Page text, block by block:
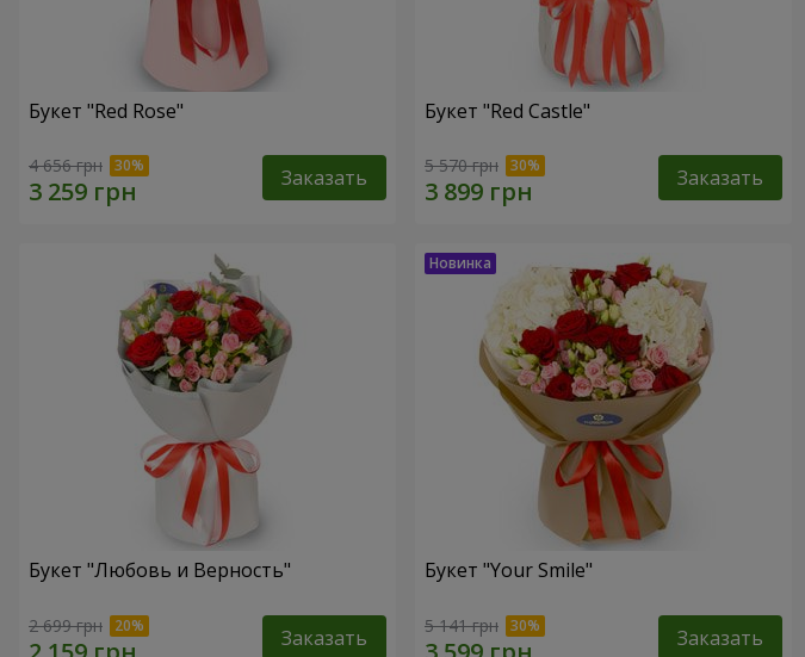
Букет "Red Rose"
4 656 грн Заказать
Букет "Red Castle"
5 570 грн Заказать
Букет "Любовь и Верность"
2 699 грн Заказать
Букет "Your Smile"
5 141 грн Заказать